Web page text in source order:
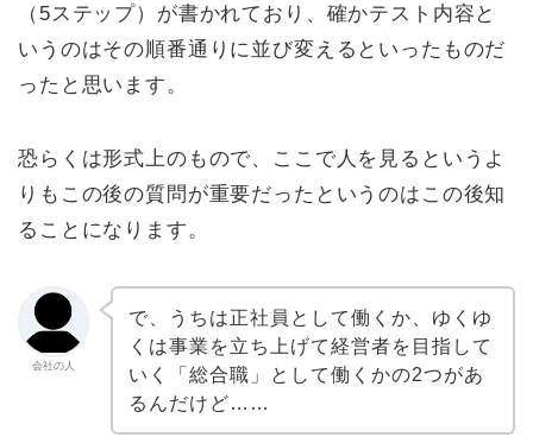
（5ステップ）が書かれており、確かテスト内容と
いうのはその順番通りに並び変えるといったものだ
ったと思います。
恐らくは形式上のもので、ここで人を見るというよ
りもこの後の質問が重要だったというのはこの後知
ることになります。
会社の人
で、うちは正社員として働くか、ゆくゆ
くは事業を立ち上げて経営者を目指して
いく「総合職」として働くかの2つがあ
るんだけど……